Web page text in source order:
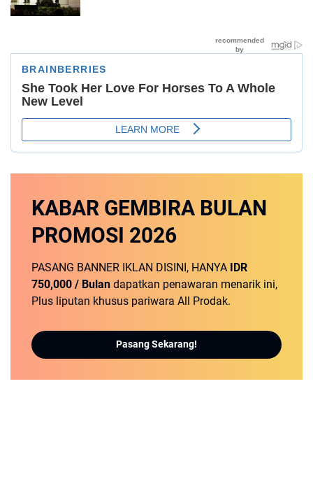
KABAR GEMBIRA BULAN
PROMOSI 2026
PASANG BANNER IKLAN DISINI, HANYA IDR
750,000 / Bulan dapatkan penawaran menarik ini,
Plus liputan khusus pariwara All Prodak.
Pasang Sekarang!